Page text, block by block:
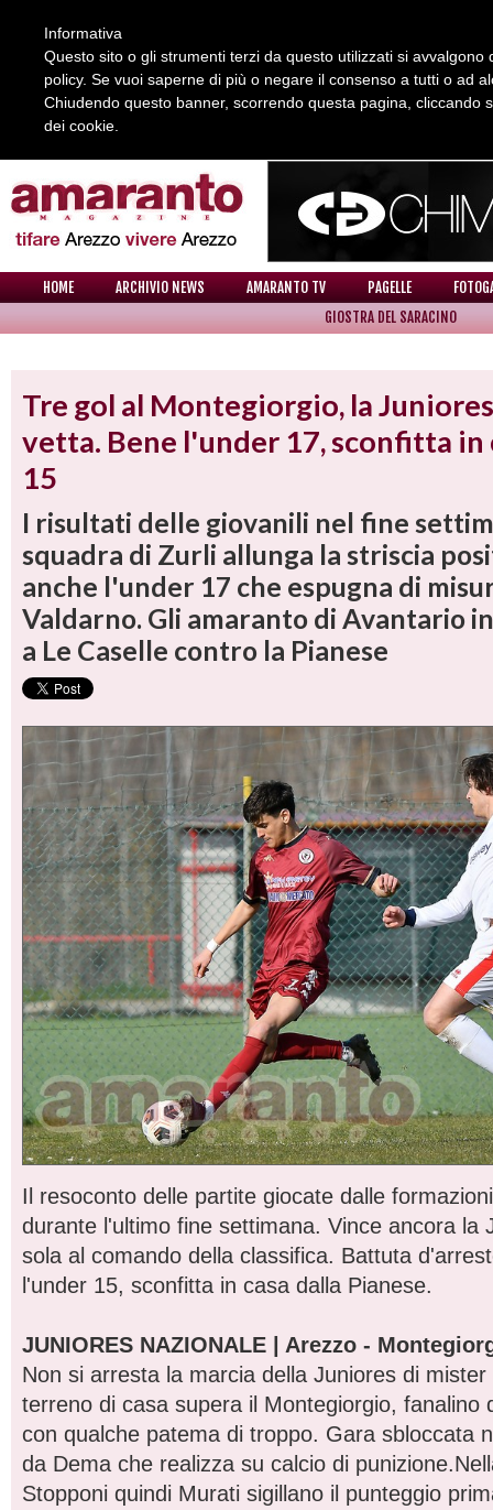
REDAZIONE COLLABORA CON NOI
HOME ARCHIVIO NEWS AMARANTO TV PAGELLE
GIOSTRA DEL SARACINO
Tre gol al Montegiorgio, la
vetta. Bene l'under 17, sconfitta in
15
I risultati delle giovanili nel fine
squadra di Zurli allunga la striscia
anche l'under 17 che espugna di
Valdarno. Gli amaranto di Avantario
a Le Caselle contro la Pianese
Il resoconto delle partite giocate dalle
durante l'ultimo fine settimana. Vince ancora la
sola al comando della classifica. Battuta
l'under 15, sconfitta in casa dalla Pianese.
JUNIORES NAZIONALE | Arezzo -
Non si arresta la marcia della Juniores di
terreno di casa supera il Montegiorgio, fanalino
con qualche patema di troppo. Gara sbloccata
da Dema che realizza su calcio di
Stopponi quindi Murati sigillano il punteggio
Informativa
Questo sito o gli strumenti terzi da questo utilizzati si
policy. Se vuoi saperne di più o negare il consenso a tutti o ad
Chiudendo questo banner, scorrendo questa pagina, cliccando
dei cookie.